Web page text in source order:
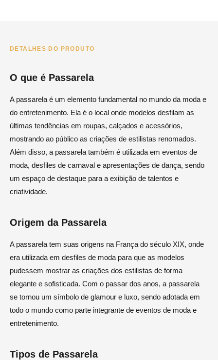
DETALHES DO PRODUTO
O que é Passarela
A passarela é um elemento fundamental no mundo da moda e
do entretenimento. Ela é o local onde modelos desfilam as
últimas tendências em roupas, calçados e acessórios,
mostrando ao público as criações de estilistas renomados.
Além disso, a passarela também é utilizada em eventos de
moda, desfiles de carnaval e apresentações de dança, sendo
um espaço de destaque para a exibição de talentos e
criatividade.
Origem da Passarela
A passarela tem suas origens na França do século XIX, onde
era utilizada em desfiles de moda para que as modelos
pudessem mostrar as criações dos estilistas de forma
elegante e sofisticada. Com o passar dos anos, a passarela
se tornou um símbolo de glamour e luxo, sendo adotada em
todo o mundo como parte integrante de eventos de moda e
entretenimento.
Tipos de Passarela